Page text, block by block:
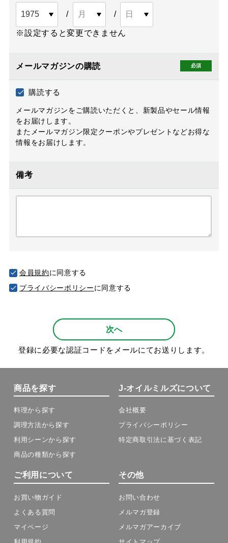
※設定すると変更できません
メールマガジンの購読
購読する
メールマガジンをご購読いただくと、新製品やセール情報
をお届けします。
またメールマガジン限定クーポンやプレゼントなどお得な
情報をお届けします。
備考
会員規約に同意する
プライバシーポリシーに同意する
次へ
登録に必要な認証コードをメールにてお送りします。
商品を探す
料理から探す
調理方法から探す
利用シーンから探す
商品の種類から探す
J-オイルミルズについて
会社概要
プライバシーポリシー
特定商取引法に基づく表記
ご利用について
お買い物ガイド
よくある質問
マイページ
その他
お問い合わせ
メルマガ登録
メルマガアーカイブ